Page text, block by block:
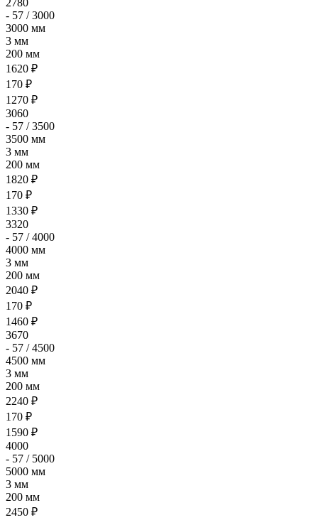
- 57 / 3000
3000 мм
3 мм
200 мм
1620 ₽
170 ₽
1270 ₽
3060
- 57 / 3500
3500 мм
3 мм
200 мм
1820 ₽
170 ₽
1330 ₽
3320
- 57 / 4000
4000 мм
3 мм
200 мм
2040 ₽
170 ₽
1460 ₽
3670
- 57 / 4500
4500 мм
3 мм
200 мм
2240 ₽
170 ₽
1590 ₽
4000
- 57 / 5000
5000 мм
3 мм
200 мм
2450 ₽